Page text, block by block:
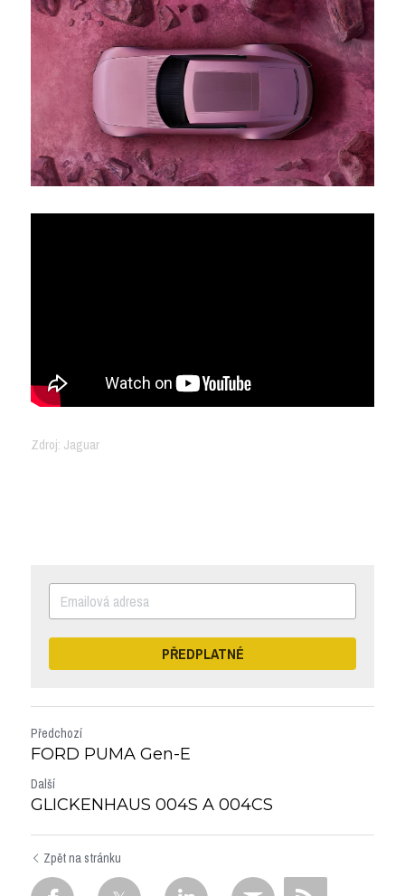
Zdroj: Jaguar
PŘEDPLATNÉ
Předchozí
FORD PUMA Gen-E
Další
GLICKENHAUS 004S A 004CS
Zpět na stránku